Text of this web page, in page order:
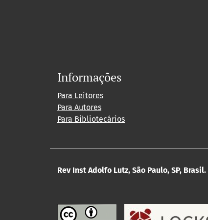
Informações
Para Leitores
Para Autores
Para Bibliotecários
Rev Inst Adolfo Lutz, São Paulo, SP, Brasil.